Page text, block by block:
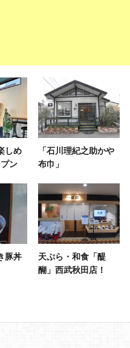
しめ
ン
「石川理紀之助かや
布巾」
豚丼
天ぷら・和食「醍
醐」西武秋田店！